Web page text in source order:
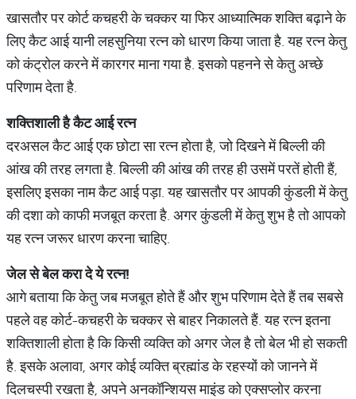
खासतौर पर कोर्ट कचहरी के चक्कर या फिर आध्यात्मिक शक्ति बढ़ाने के
लिए कैट आई यानी लहसुनिया रत्न को धारण किया जाता है. यह रत्न केतु
को कंट्रोल करने में कारगर माना गया है. इसको पहनने से केतु अच्छे
परिणाम देता है.
शक्तिशालीहैकैटआईरत्न
दरअसल कैट आई एक छोटा सा रत्न होता है, जो दिखने में बिल्ली की
आंख की तरह लगता है. बिल्ली की आंख की तरह ही उसमें परतें होती हैं,
इसलिए इसका नाम कैट आई पड़ा. यह खासतौर पर आपकी कुंडली में केतु
की दशा को काफी मजबूत करता है. अगर कुंडली में केतु शुभ है तो आपको
यह रत्न जरूर धारण करना चाहिए.
जेलसेबेलकरादेयेरत्न!
आगे बताया कि केतु जब मजबूत होते हैं और शुभ परिणाम देते हैं तब सबसे
पहले वह कोर्ट-कचहरी के चक्कर से बाहर निकालते हैं. यह रत्न इतना
शक्तिशाली होता है कि किसी व्यक्ति को अगर जेल है तो बेल भी हो सकती
है. इसके अलावा, अगर कोई व्यक्ति ब्रह्मांड के रहस्यों को जानने में
दिलचस्पी रखता है, अपने अनकॉन्शियस माइंड को एक्सप्लोर करना